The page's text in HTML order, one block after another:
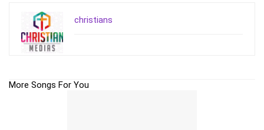
christians
More Songs For You